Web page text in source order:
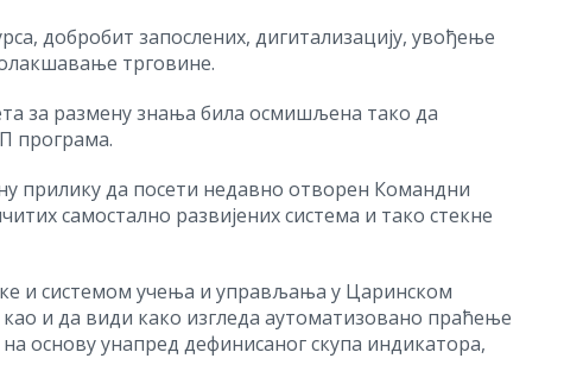
добробит запослених, дигитализацију, увођење
трговине.
за размену знања била осмишљена тако да
програма.
прилику да посети недавно отворен Командни
самостално развијених система и тако стекне
и системом учења и управљања у Царинском
као и да види како изгледа аутоматизовано праћење
основу унапред дефинисаног скупа индикатора,